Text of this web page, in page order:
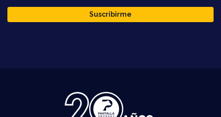
Suscribirme